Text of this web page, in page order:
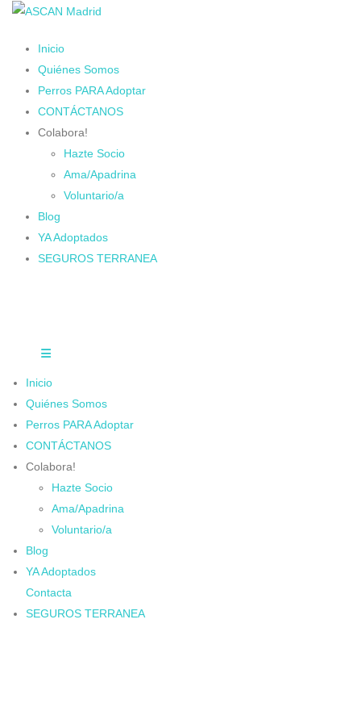
Inicio
Quiénes Somos
Perros PARA Adoptar
CONTÁCTANOS
Colabora!
Hazte Socio
Ama/Apadrina
Voluntario/a
Blog
YA Adoptados
SEGUROS TERRANEA
Inicio
Quiénes Somos
Perros PARA Adoptar
CONTÁCTANOS
Colabora!
Hazte Socio
Ama/Apadrina
Voluntario/a
Blog
YA Adoptados
Contacta
SEGUROS TERRANEA